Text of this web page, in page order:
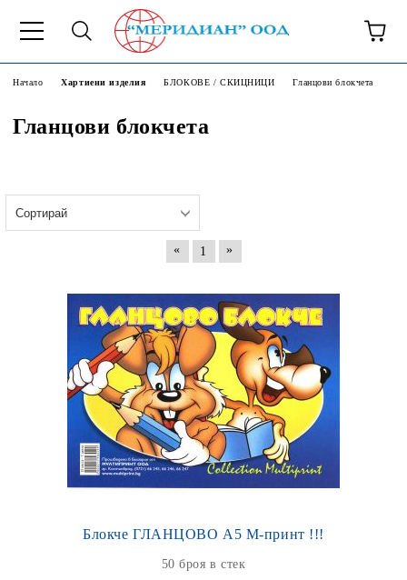
Начало Хартиени изделия БЛОКОВЕ / СКИЦНИЦИ Гланцови блокчета
Гланцови блокчета
« 1 »
Блокче ГЛАНЦОВО А5 М-принт !!!
50 броя в стек